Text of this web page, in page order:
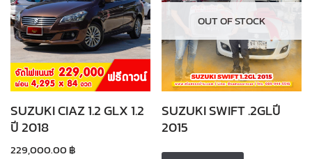
SUZUKI CIAZ 1.2 GLX 1.2
ปี 2018
229,000.00 ฿
OUT OF STOCK
SUZUKI SWIFT .2GLปี
2015